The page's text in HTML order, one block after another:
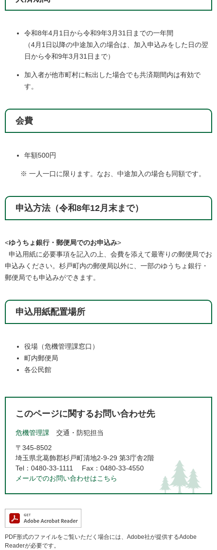
令和8年4月1日から令和9年3月31日までの一年間
（4月1日以降の中途加入の場合は、加入申込みをした日の翌
日から令和9年3月31日まで）
加入者が他市町村に転出した場合でも共済期間内は有効で
す。
会費
年額500円
※ 一人一口に限ります。なお、中途加入の場合も同額です。
申込方法（令和8年12月末まで）
<ゆうちょ銀行・郵便局でのお申込み>
申込用紙に必要事項を記入の上、会費を添えて最寄りの郵便局でお
申込みください。杉戸町内の郵便局以外に、一部のゆうちょ銀行・
郵便局でも申込みができます。
申込用紙配置場所
役場（危機管理課窓口）
町内郵便局
各公民館
このページに関するお問い合わせ先
危機管理課
交通・防犯担当
〒345-8502
埼玉県北葛飾郡杉戸町清地2-9-29 第3庁舎2階
Tel：0480-33-1111
Fax：0480-33-4550
メールでのお問い合わせはこちら
PDF形式のファイルをご覧いただく場合には、Adobe社が提供するAdobe
Readerが必要です。